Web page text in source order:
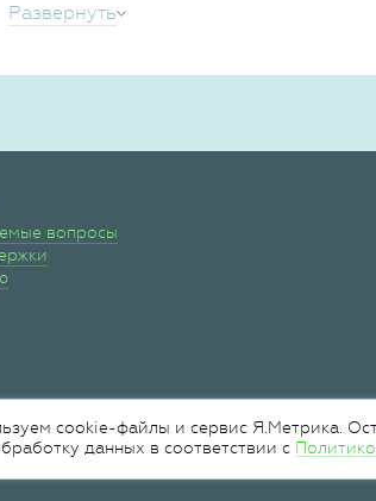
Развернуть
вопросы
cookie-файлы и сервис Я.Метрика.
данных в соответствии с